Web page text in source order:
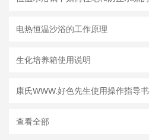
电热恒温沙浴的工作原理
生化培养箱使用说明
康氏WWW.好色先生使用操作指导书
查看全部